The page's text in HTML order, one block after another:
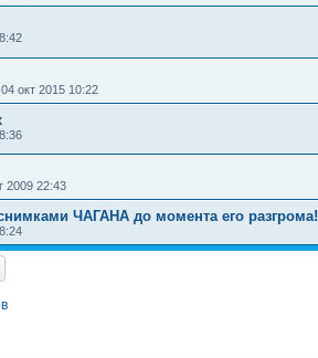
04 окт 2015 10:22
2009 22:43
ЧАГАНА до момента его разгрома!